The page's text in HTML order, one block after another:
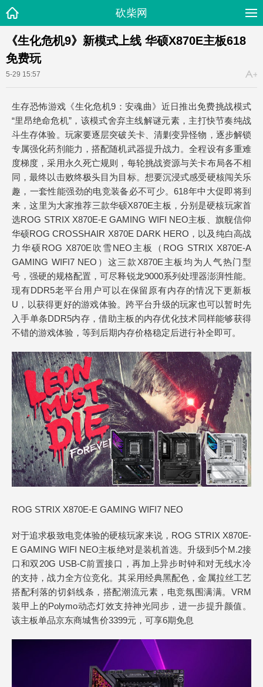
砍柴网
《生化危机9》新模式上线 华硕X870E主板618
免费玩
5-29 15:57
生存恐怖游戏《生化危机9：安魂曲》近日推出免费挑战模式
“里昂绝命危机”，该模式舍弃主线解谜元素，主打快节奏纯战
斗生存体验。玩家要逐层突破关卡、清剿变异怪物，逐步解锁
专属强化药剂能力，搭配随机武器提升战力。全程设有多重难
度梯度，采用永久死亡规则，每轮挑战资源与关卡布局各不相
同，最终以击败终极头目为目标。想要沉浸式感受硬核闯关乐
趣，一套性能强劲的电竞装备必不可少。618年中大促即将到
来，这里为大家推荐三款华硕X870E主板，分别是硬核玩家首
选ROG STRIX X870E-E GAMING WIFI NEO主板、旗舰信仰
华硕ROG CROSSHAIR X870E DARK HERO，以及纯白高战
力华硕ROG X870E吹雪NEO主板（ROG STRIX X870E-A
GAMING WIFI7 NEO）这三款X870E主板均为人气热门型
号，强硬的规格配置，可尽释锐龙9000系列处理器澎湃性能。
现有DDR5老平台用户可以在保留原有内存的情况下更新板
U，以获得更好的游戏体验。跨平台升级的玩家也可以暂时先
入手单条DDR5内存，借助主板的内存优化技术同样能够获得
不错的游戏体验，等到后期内存价格稳定后进行补全即可。
ROG STRIX X870E-E GAMING WIFI7 NEO
对于追求极致电竞体验的硬核玩家来说，ROG STRIX X870E-
E GAMING WIFI NEO主板绝对是装机首选。升级到5个M.2接
口和双20G USB-C前置接口，再加上异步时钟和对无线水冷
的支持，战力全方位竞化。其采用经典黑配色，金属拉丝工艺
搭配利落的切斜线条，搭配潮流元素，电竞氛围满满。VRM
装甲上的Polymo动态灯效支持神光同步，进一步提升颜值。
该主板单品京东商城售价3399元，可享6期免息